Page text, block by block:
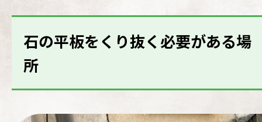
石の平板をくり抜く必要がある場
所